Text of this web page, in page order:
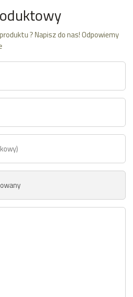
? Napisz do nas! Odpowiemy